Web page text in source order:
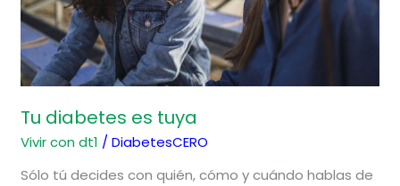
Tu diabetes es tuya
Vivir con dt1 /DiabetesCERO
Sólo tú decides con quién, cómo y cuándo hablas de